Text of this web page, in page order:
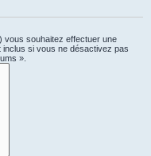
vous souhaitez effectuer une
si vous ne désactivez pas
».